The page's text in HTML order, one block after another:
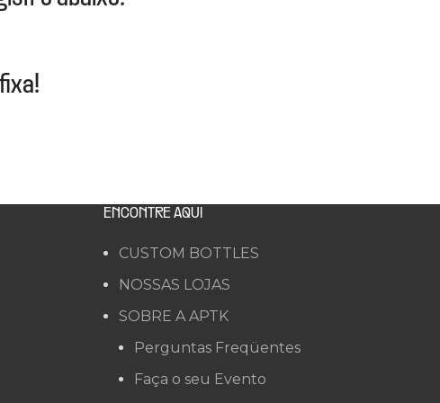
ENCONTRE AQUI
CUSTOM BOTTLES
NOSSAS LOJAS
SOBRE A APTK
Perguntas Freqüentes
Faça o seu Evento